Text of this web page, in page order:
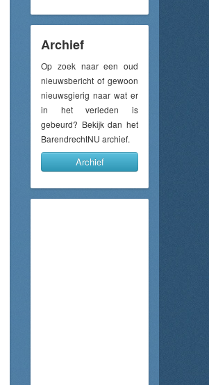
Archief
Op zoek naar een oud
nieuwsbericht of gewoon
nieuwsgierig naar wat er
in het verleden is
gebeurd? Bekijk dan het
BarendrechtNU archief.
Archief